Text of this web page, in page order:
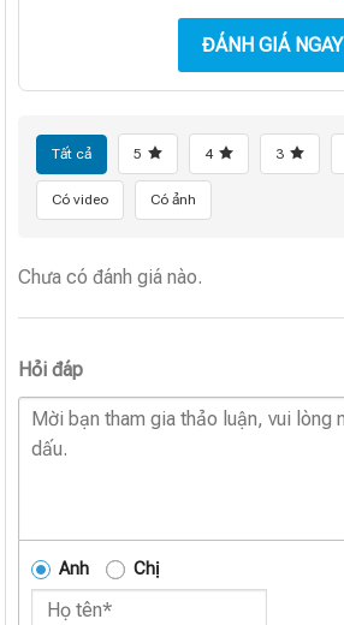
ĐÁNH GIÁ NGAY
Tất cả 5 4 3
Có video Có ảnh
Chưa có đánh giá nào.
Hỏi đáp
Anh Chị